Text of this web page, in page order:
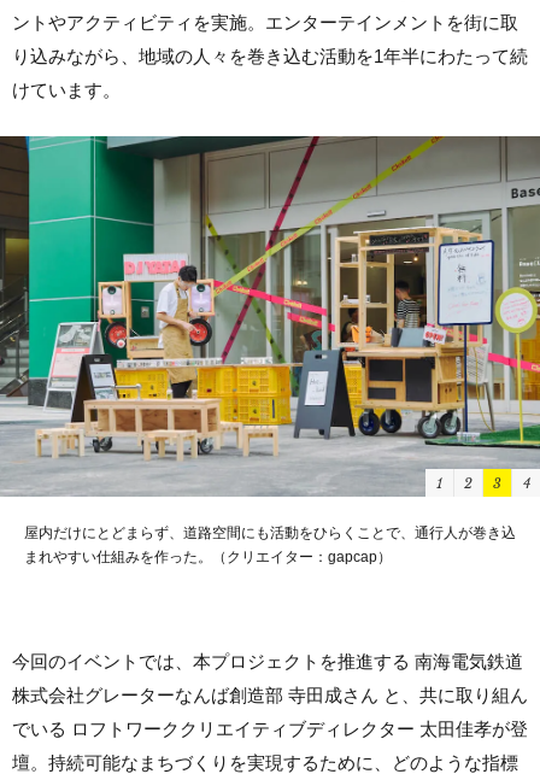
ントやアクティビティを実施。エンターテインメントを街に取
り込みながら、地域の人々を巻き込む活動を1年半にわたって続
けています。
屋内だけにとどまらず、道路空間にも活動をひらくことで、通行人が巻き込
まれやすい仕組みを作った。（クリエイター：gapcap）
1 2 3 4
今回のイベントでは、本プロジェクトを推進する 南海電気鉄道
株式会社グレーターなんば創造部 寺田成さん と、共に取り組ん
でいる ロフトワーククリエイティブディレクター 太田佳孝が登
壇。持続可能なまちづくりを実現するために、どのような指標